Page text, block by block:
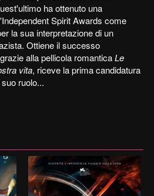
ha ottenuto una
Spirit Awards come
la sua interpretazione di un
Ottiene il successo
alla pellicola romanticaLe
vita, riceve la prima candidatura
ruolo...